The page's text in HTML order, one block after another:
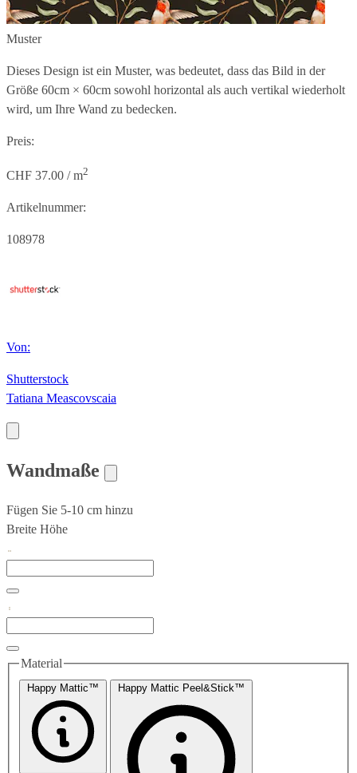
Muster
Dieses Design ist ein Muster, was bedeutet, dass das Bild in der
Größe 60cm × 60cm sowohl horizontal als auch vertikal wiederholt
wird, um Ihre Wand zu bedecken.
Preis:
CHF 37.00 / m2
Artikelnummer:
108978
Von:
Shutterstock
Tatiana Meascovscaia
Wandmaße
Fügen Sie 5-10 cm hinzu
Breite Höhe
Material
Happy Mattic™ Happy Mattic Peel&Stick™